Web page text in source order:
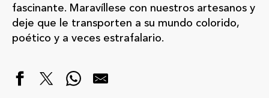
fascinante. Maravíllese con nuestros artesanos y
deje que le transporten a su mundo colorido,
poético y a veces estrafalario.